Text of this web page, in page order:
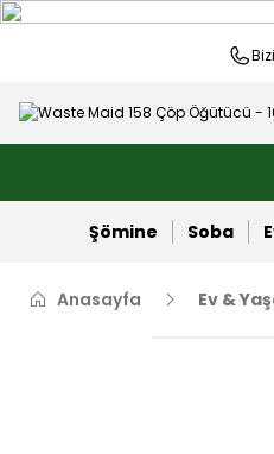
Şömine Soba
Anasayfa Ev &